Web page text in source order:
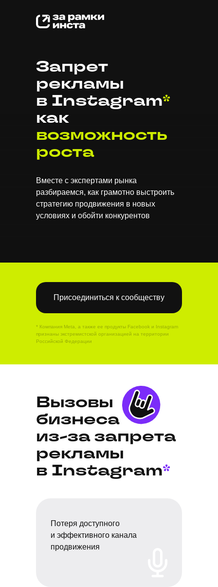
Запрет
рекламы
в Instagram*
как
возможность
роста
Вместе с экспертами рынка
разбираемся, как грамотно выстроить
стратегию продвижения в новых
условиях и обойти конкурентов
Присоединиться к сообществу
* Компания Meta, а также ее продукты Facebook и Instagram
признаны экстремистской организацией на территории
Российской Федерации
Вызовы
бизнеса
из-за запрета
рекламы
в Instagram*
Потеря доступного
и эффективного канала
продвижения